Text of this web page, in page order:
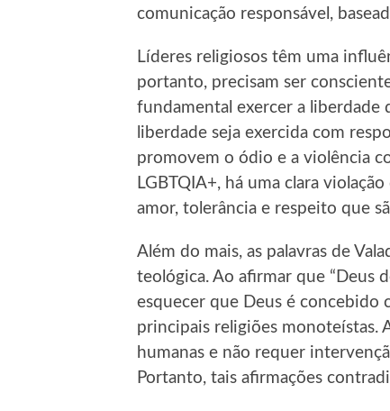
comunicação responsável,
Líderes religiosos têm uma
portanto, precisam ser
fundamental exercer a liberdade
liberdade seja exercida com
promovem o ódio e a violência
LGBTQIA+, há uma clara
amor, tolerância e respeito que
Além do mais, as palavras de
teológica. Ao afirmar que “Deus
esquecer que Deus é
principais religiões monoteístas.
humanas e não requer
Portanto, tais afirmações